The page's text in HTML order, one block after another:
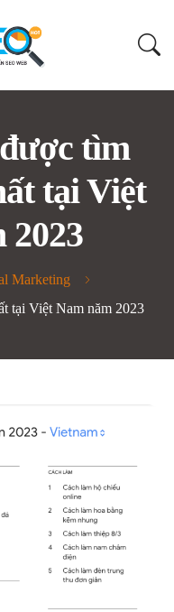
tìm
tại Việt
2023
Marketing
tại Việt Nam năm 2023